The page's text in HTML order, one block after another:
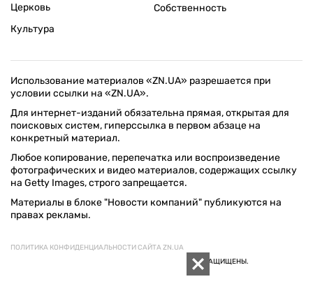
Церковь
Культура
Собственность
Использование материалов «ZN.UA» разрешается при
условии ссылки на «ZN.UA».
Для интернет-изданий обязательна прямая, открытая для
поисковых систем, гиперссылка в первом абзаце на
конкретный материал.
Любое копирование, перепечатка или воспроизведение
фотографических и видео материалов, содержащих ссылку
на Getty Images, строго запрещается.
Материалы в блоке "Новости компаний" публикуются на
правах рекламы.
ПОЛИТИКА КОНФИДЕНЦИАЛЬНОСТИ САЙТА ZN.UA
© 1994–2026 «ЗЕРКАЛО НЕДЕЛИ. УКРАИНА». ВСЕ ПРАВА ЗАЩИЩЕНЫ.